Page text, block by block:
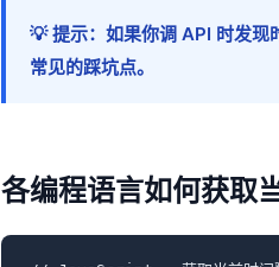
💡 提示：如果你调 API 时发现
常见的踩坑点。
各编程语言如何获取